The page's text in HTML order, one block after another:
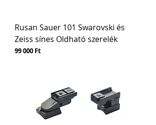
Rusan Sauer 101 Swarovski és
Zeiss sínes Oldható szerelék
Ár
99 000 Ft